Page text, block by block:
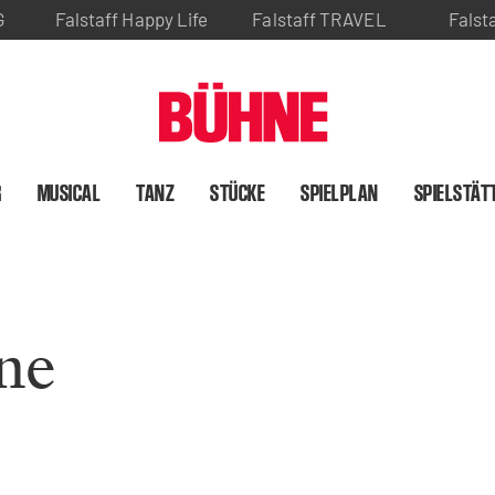
Falstaff Happy Life Falstaff TRAVEL
MUSICAL TANZ STÜCKE SPIELPLAN